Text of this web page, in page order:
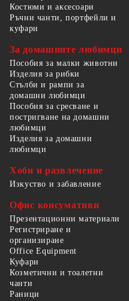
Костюми и аксесоари
Ръчни чанти, портфейли и
куфари
За домашните любимци
Пособия за малки животни
Изделия за рибки
Стълби и рампи за
домашни любимци
Пособия за сресване и
постригване на домашни
любимци
Изделия за домашни
любимци
Хоби и развлечение
Изкуство и забавление
Офис консумативи
Презентационни материали
Регистриране и
организиране
Office Equipment
Куфари
Козметични и тоалетни
чанти
Раници